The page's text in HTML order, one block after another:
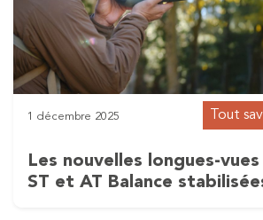
1 décembre 2025 Tout
Les nouvelles longues-
ST et AT Balance